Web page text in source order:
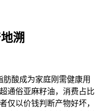
溯
酸成为家庭刚需健康用
通俗亚麻籽油，消费占比
仅以价钱判断产物好坏，